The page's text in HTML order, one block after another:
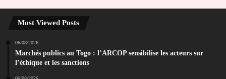
Most Viewed Posts
06/08/2026
Marchés publics au Togo : l’ARCOP sensibilise les acteurs sur
l’éthique et les sanctions